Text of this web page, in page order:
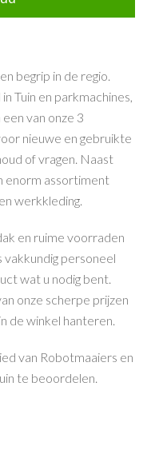
begrip in de regio.
Tuin en parkmachines,
van onze 3
nieuwe en gebruikte
of vragen. Naast
enorm assortiment
werkkleding.
en ruime voorraden
vakkundig personeel
wat u nodig bent.
onze scherpe prijzen
de winkel hanteren.
van Robotmaaiers en
te beoordelen.